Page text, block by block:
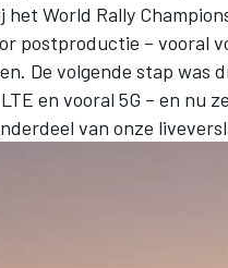
World Rally
postproductie – vooral
De volgende stap was
en vooral 5G – en nu
van onze